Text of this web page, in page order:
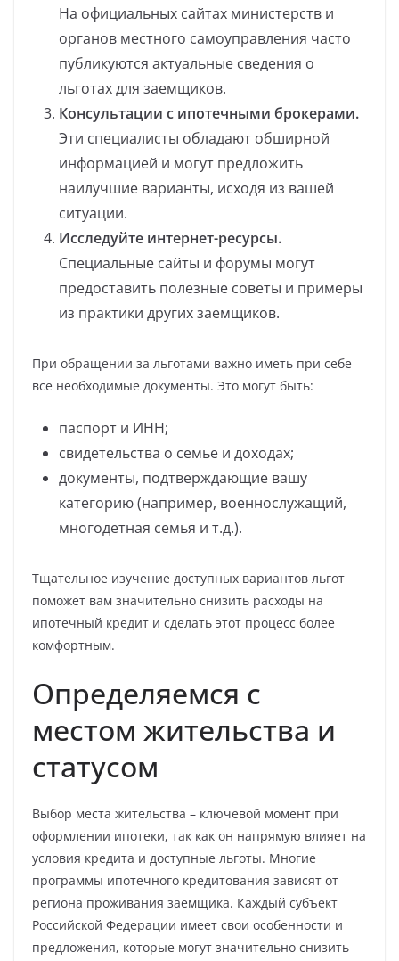
На официальных сайтах министерств и
органов местного самоуправления часто
публикуются актуальные сведения о
льготах для заемщиков.
Консультации с ипотечными брокерами.
Эти специалисты обладают обширной
информацией и могут предложить
наилучшие варианты, исходя из вашей
ситуации.
Исследуйте интернет-ресурсы.
Специальные сайты и форумы могут
предоставить полезные советы и примеры
из практики других заемщиков.
При обращении за льготами важно иметь при себе
все необходимые документы. Это могут быть:
паспорт и ИНН;
свидетельства о семье и доходах;
документы, подтверждающие вашу
категорию (например, военнослужащий,
многодетная семья и т.д.).
Тщательное изучение доступных вариантов льгот
поможет вам значительно снизить расходы на
ипотечный кредит и сделать этот процесс более
комфортным.
Определяемся с
местом жительства и
статусом
Выбор места жительства – ключевой момент при
оформлении ипотеки, так как он напрямую влияет на
условия кредита и доступные льготы. Многие
программы ипотечного кредитования зависят от
региона проживания заемщика. Каждый субъект
Российской Федерации имеет свои особенности и
предложения, которые могут значительно снизить